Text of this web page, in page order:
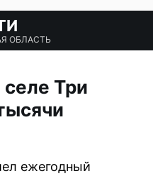
ОБЛАСТЬ
Три
ежегодный